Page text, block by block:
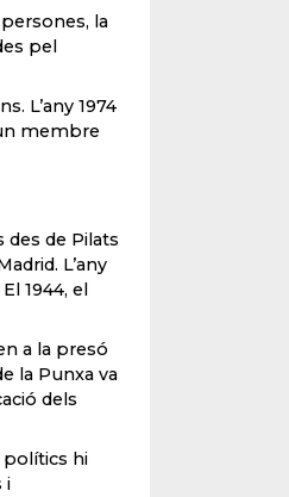
la
pel
L’any 1974
membre
des de Pilats
L’any
1944, el
a la presó
la Punxa va
dels
polítics hi
i